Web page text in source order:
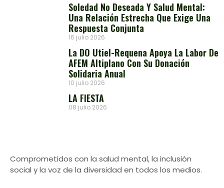
Soledad No Deseada Y Salud Mental:
Una Relación Estrecha Que Exige Una
Respuesta Conjunta
16 julio 2026
La DO Utiel-Requena Apoya La Labor De
AFEM Altiplano Con Su Donación
Solidaria Anual
10 julio 2026
LA FIESTA
08 julio 2026
Comprometidos con la salud mental, la inclusión
social y la voz de la diversidad en todos los medios.